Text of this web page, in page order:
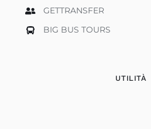
GETTRANSFER
BIG BUS TOURS
UTILITÀ